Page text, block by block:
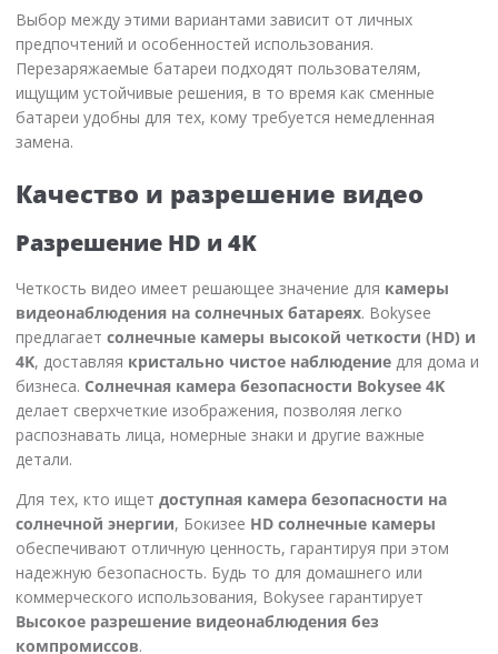
Выбор между этими вариантами зависит от личных
предпочтений и особенностей использования.
Перезаряжаемые батареи подходят пользователям,
ищущим устойчивые решения, в то время как сменные
батареи удобны для тех, кому требуется немедленная
замена.
Качество и разрешение видео
Разрешение HD и 4K
Четкость видео имеет решающее значение для камеры
видеонаблюдения на солнечных батареях. Bokysee
предлагает солнечные камеры высокой четкости (HD) и
4K, доставляя кристально чистое наблюдение для дома и
бизнеса. Солнечная камера безопасности Bokysee 4K
делает сверхчеткие изображения, позволяя легко
распознавать лица, номерные знаки и другие важные
детали.
Для тех, кто ищет доступная камера безопасности на
солнечной энергии, Бокизее HD солнечные камеры
обеспечивают отличную ценность, гарантируя при этом
надежную безопасность. Будь то для домашнего или
коммерческого использования, Bokysee гарантирует
Высокое разрешение видеонаблюдения без
компромиссов.